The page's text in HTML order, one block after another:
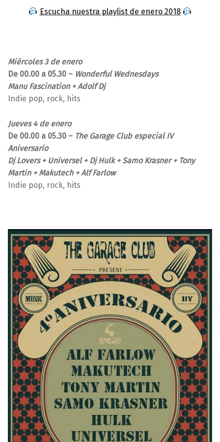
Escucha nuestra playlist de enero 2018
Miércoles 3 de enero
De 00.00 a 05.30 – Wonderful Wednesdays
Manu Fascination + Adolf Dj
Indie pop, rock, hits
Jueves 4 de enero
De 00.00 a 05.30 – The Garage Club especial IV
Aniversario
Dj Lovers + Universel + Dj Hulk + Samo Krasner + Tony
Martin + Makutech + Alf Farlow
Indie pop, rock, hits